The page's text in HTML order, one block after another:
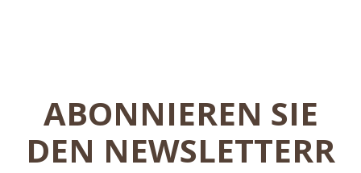
ABONNIEREN SIE
DEN NEWSLETTERR